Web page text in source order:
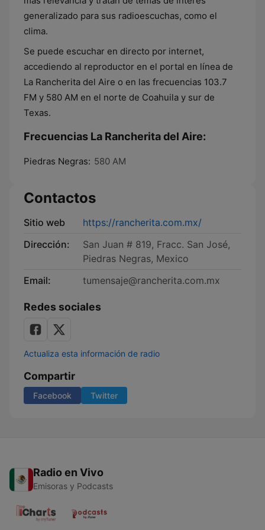
generalizado para sus radioescuchas, como el
clima.
Se puede escuchar en directo por internet,
accediendo al reproductor en el portal en línea de
La Rancherita del Aire o en las frecuencias 103.7
FM y 580 AM en el norte de Coahuila y sur de
Texas.
Frecuencias La Rancherita del Aire:
Piedras Negras: 580 AM
Contactos
Sitio web
https://rancherita.com.mx/
Dirección:
San Juan # 819, Fracc. San José,
Piedras Negras, Mexico
Email:
tumensaje@rancherita.com.mx
Redes sociales
Actualiza esta información de radio
Compartir
Facebook Twitter
Radio en Vivo
Emisoras y Podcasts